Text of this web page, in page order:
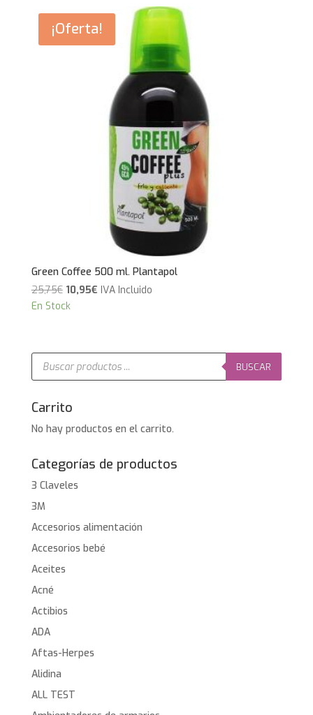
23,71€.15,95€.
¡Oferta!
Green Coffee 500 ml. Plantapol
25,75€ El
precio
25,75€.
10,95€El
10,95€.
IVA Incluido
En Stock
Búsqueda
productos
BUSCAR
Carrito
No hay productos en el carrito.
Categorías de productos
3 Claveles
3M
Accesorios alimentación
Accesorios bebé
Aceites
Acné
Actibios
ADA
Aftas-Herpes
Alidina
ALL TEST